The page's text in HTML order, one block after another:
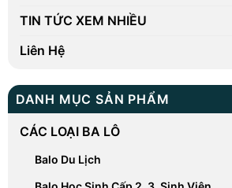
TIN TỨC XEM NHIỀU
Liên Hệ
DANH MỤC SẢN PHẨM
CÁC LOẠI BA LÔ
Balo Du Lịch